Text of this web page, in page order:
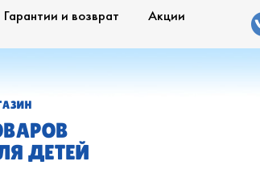
Гарантии и возврат
Акции
ДЕТЕЙ